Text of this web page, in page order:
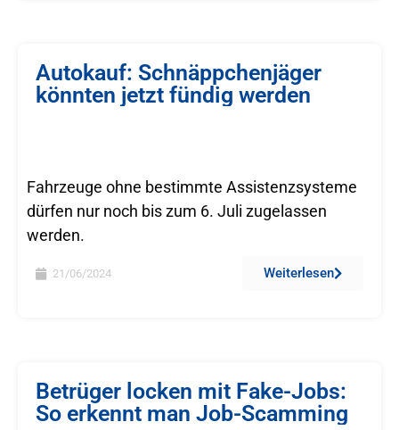
Autokauf: Schnäppchenjäger
könnten jetzt fündig werden
Fahrzeuge ohne bestimmte Assistenzsysteme
dürfen nur noch bis zum 6. Juli zugelassen
werden.
21/06/2024 Weiterlesen
Betrüger locken mit Fake-Jobs:
So erkennt man Job-Scamming